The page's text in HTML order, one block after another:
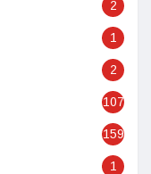
2
1
2
107
159
1